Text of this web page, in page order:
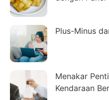
Plus-Minus
Menakar
Kendaraan